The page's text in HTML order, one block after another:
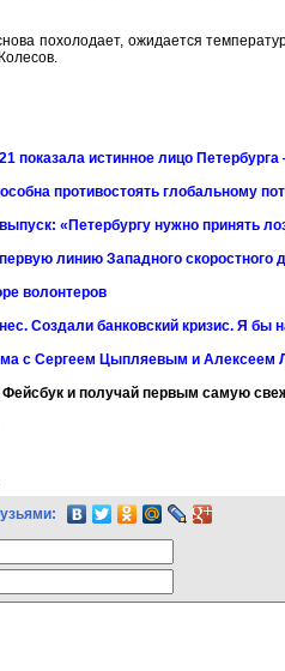
похолодает, ожидается
показала истинное лицо
противостоять глобальному
«Петербургу нужно принять
линию Западного скоростного
волонтеров
Создали банковский кризис. Я бы
с Сергеем Цыпляевым и Алексеем
и получай первым самую